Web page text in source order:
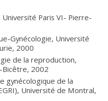
Paris VI- Pierre-
Gynécologie, Université
2000
de la reproduction,
Bicêtre, 2002
gynécologique de la
Université de Montral,